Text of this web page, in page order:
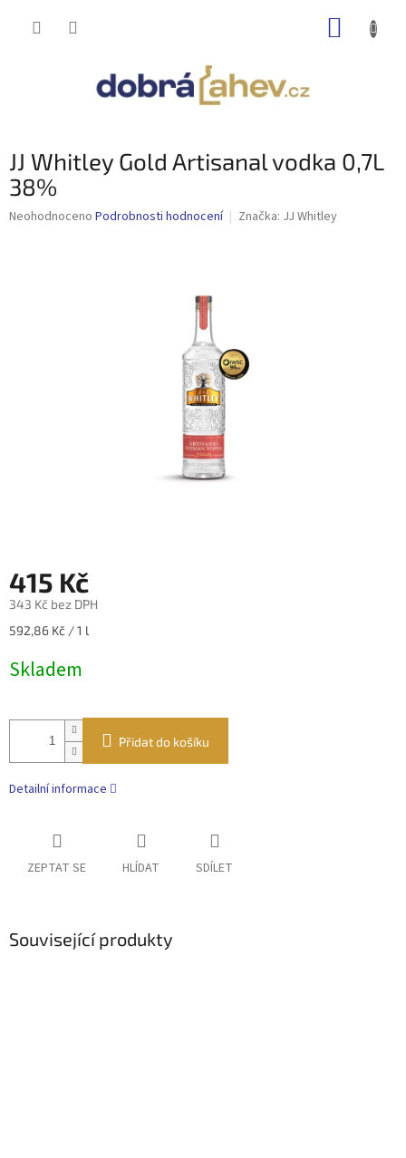
JJ Whitley Gold Artisanal vodka 0,7L
38%
Průměrné
Neohodnoceno Podrobnosti hodnocení Značka: JJ Whitley
415 Kč
343 Kč bez DPH
Měrná
592,86 Kč / 1 l
Skladem
Přidat do košíku
Detailní informace
ZEPTAT SE HLÍDAT SDÍLET
Související produkty